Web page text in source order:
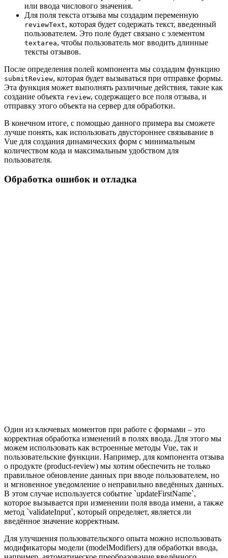
или ввода числового значения.
Для поля текста отзыва мы создадим переменную
reviewText, которая будет содержать текст, введенный
пользователем. Это поле будет связано с элементом
textarea, чтобы пользователь мог вводить длинные
тексты отзывов.
После определения полей компонента мы создадим функцию
submitReview, которая будет вызываться при отправке формы.
Эта функция может выполнять различные действия, такие как
создание объекта review, содержащего все поля отзыва, и
отправку этого объекта на сервер для обработки.
В конечном итоге, с помощью данного примера вы сможете
лучше понять, как использовать двустороннее связывание в
Vue для создания динамических форм с минимальным
количеством кода и максимальным удобством для
пользователя.
Обработка ошибок и отладка
Один из ключевых моментов при работе с формами – это
корректная обработка изменений в полях ввода. Для этого мы
можем использовать как встроенные методы Vue, так и
пользовательские функции. Например, для компонента отзыва
о продукте (product-review) мы хотим обеспечить не только
правильное обновление данных при вводе пользователем, но
и мгновенное уведомление о неправильно введённых данных.
В этом случае используется событие `updateFirstName`,
которое вызывается при изменении поля ввода имени, а также
метод `validateInput`, который определяет, является ли
введённое значение корректным.
Для улучшения пользовательского опыта можно использовать
модификаторы модели (modelModifiers) для обработки ввода,